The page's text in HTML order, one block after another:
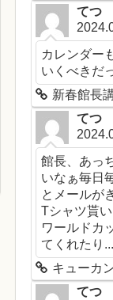
てつ
カレンダー
いくべきだ
新春館長
てつ
館長、あっ
いなぁ毎日
とメールが
Tシャツ貰
ワールドカ
てくれたり...
キューカ
てつ